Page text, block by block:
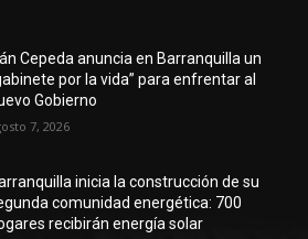
Cepeda anuncia en Barranquilla un
por la vida” para enfrentar al
Gobierno
7, 2026
inicia la construcción de su
comunidad energética: 700
recibirán energía solar